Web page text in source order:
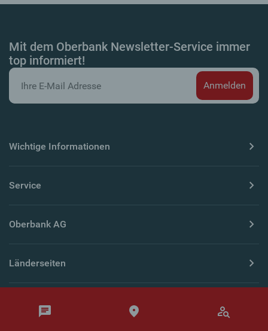
Mit dem Oberbank Newsletter-Service immer
top informiert!
Wichtige Informationen
Service
Oberbank AG
Länderseiten